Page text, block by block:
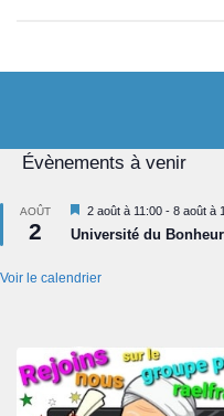
Évènements à venir
AOÛT
2
Mis
en
avant
2 août à 11:00 - 8 août à
Université du
Voir le calendrier